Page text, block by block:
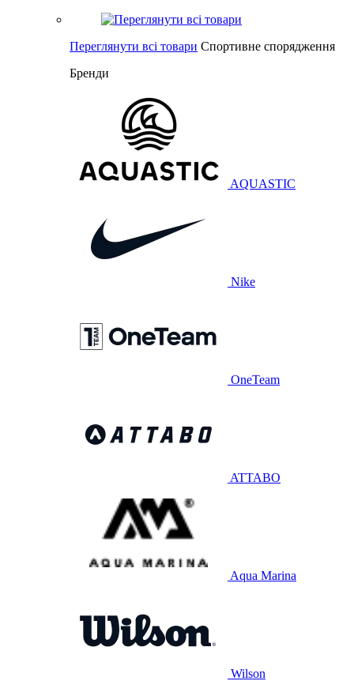
Переглянути всі товари Спортивне спорядження
Бренди
AQUASTIC
Nike
OneTeam
ATTABO
Aqua Marina
Wilson